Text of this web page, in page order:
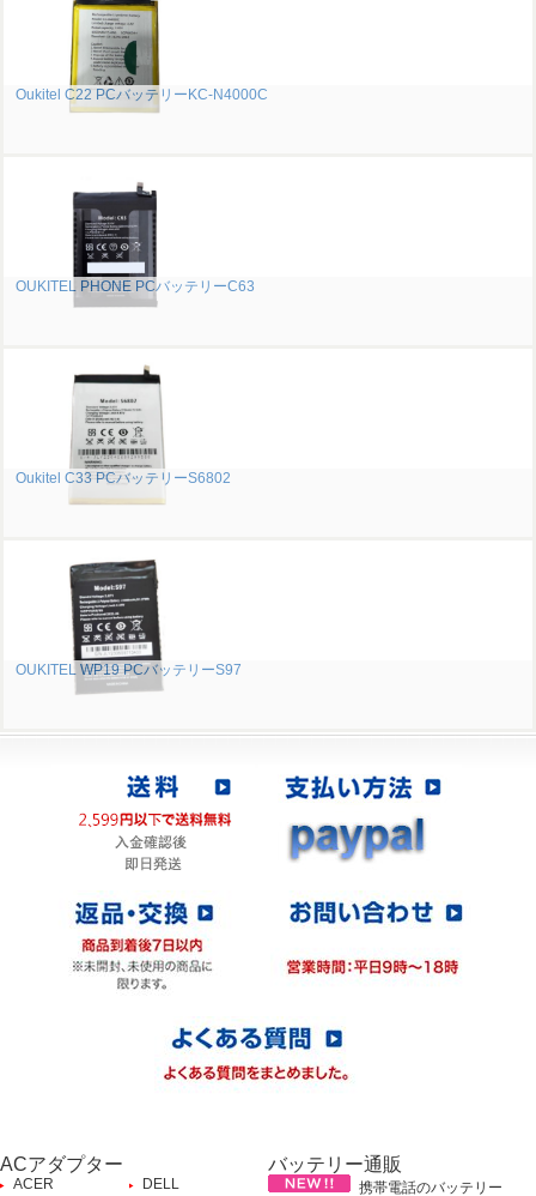
Oukitel C22 PCバッテリーKC-N4000C
OUKITEL PHONE PCバッテリーC63
Oukitel C33 PCバッテリーS6802
OUKITEL WP19 PCバッテリーS97
ACアダプター
ACER DELL
バッテリー通販
携帯電話のバッテリー